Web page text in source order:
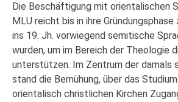
Die Beschäftigung mit orientalischen
MLU reicht bis in ihre Gründungsphase
ins 19. Jh. vorwiegend semitische
wurden, um im Bereich der Theologie
unterstützen. Im Zentrum der damals
stand die Bemühung, über das
orientalisch christlichen Kirchen